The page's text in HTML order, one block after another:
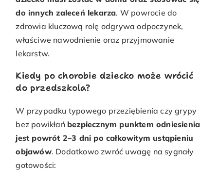
do innych zaleceń lekarza. W powrocie do
zdrowia kluczową rolę odgrywa odpoczynek,
właściwe nawodnienie oraz przyjmowanie
lekarstw.
Kiedy po chorobie dziecko może wrócić
do przedszkola?
W przypadku typowego przeziębienia czy grypy
bez powikłań bezpiecznym punktem odniesienia
jest powrót 2–3 dni po całkowitym ustąpieniu
objawów. Dodatkowo zwróć uwagę na sygnały
gotowości: